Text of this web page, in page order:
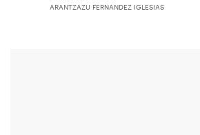
ARANTZAZU FERNANDEZ IGLESIAS